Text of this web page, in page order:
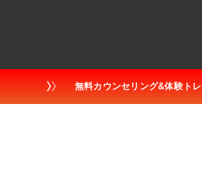
無料カウンセリング&体験ト